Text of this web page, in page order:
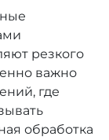
резкого
важно
где
обработка